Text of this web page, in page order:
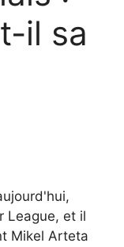
il sa
League, et il
Mikel Arteta